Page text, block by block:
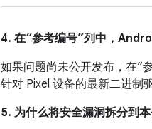
4. 在“参考编号”列中，
如果问题尚未公开发布，在“
针对 Pixel 设备的最新二进制
5. 为什么将安全漏洞拆分到